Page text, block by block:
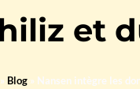
et
Blog» Nansen intègre les